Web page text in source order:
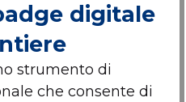
digitale
strumento di
che consente di